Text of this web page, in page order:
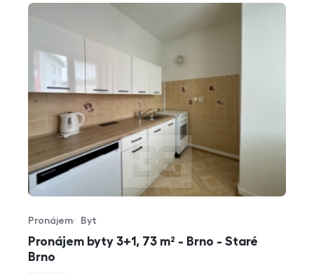
Pronájem byty 3+1, 73 m² - Brno - Staré
Brno
Typ nabídky
Pronájem
Typ nemovitosti
Byt